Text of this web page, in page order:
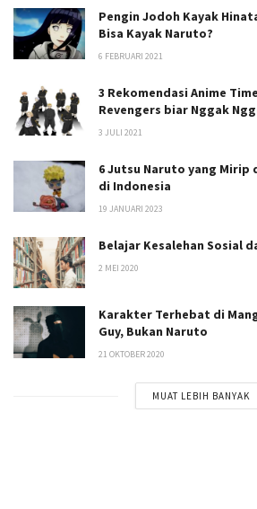
Pengin Jodoh Kayak
Bisa Kayak Naruto?
6 FEBRUARI 2021
3 Rekomendasi Anime
Revengers biar Nggak
3 JULI 2021
6 Jutsu Naruto yang Mirip
di Indonesia
19 JANUARI 2023
Belajar Kesalehan Sosial
2 MEI 2020
Karakter Terhebat di
Guy, Bukan Naruto
21 OKTOBER 2020
MUAT LEBIH BANYAK